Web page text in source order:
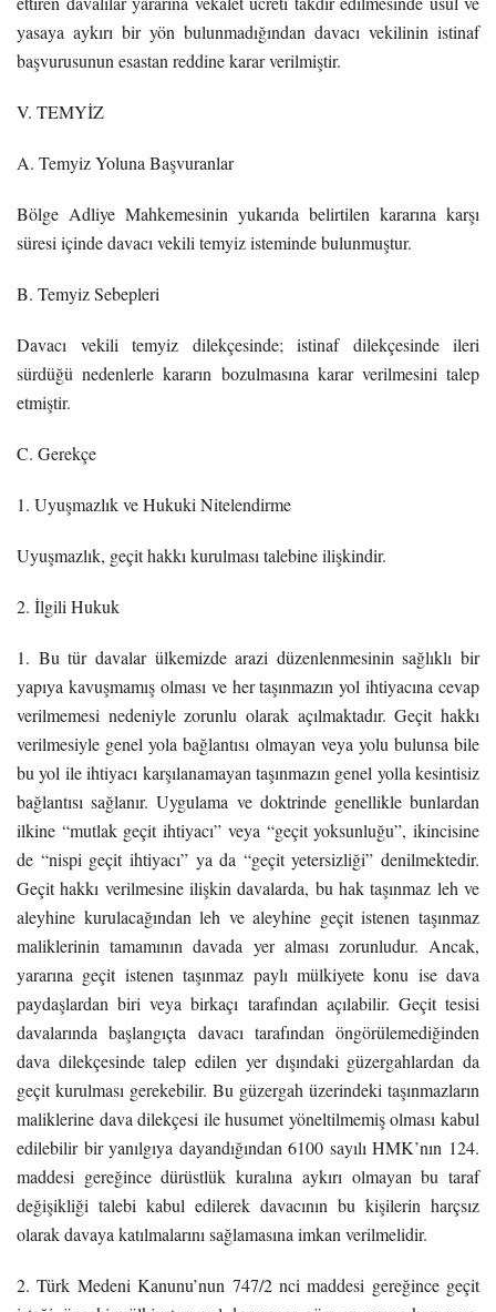
yasaya aykırı bir yön bulunmadığından davacı vekilinin istinaf
başvurusunun esastan reddine karar verilmiştir.
V. TEMYİZ
A. Temyiz Yoluna Başvuranlar
Bölge Adliye Mahkemesinin yukarıda belirtilen kararına karşı
süresi içinde davacı vekili temyiz isteminde bulunmuştur.
B. Temyiz Sebepleri
Davacı vekili temyiz dilekçesinde; istinaf dilekçesinde ileri
sürdüğü nedenlerle kararın bozulmasına karar verilmesini talep
etmiştir.
C. Gerekçe
1. Uyuşmazlık ve Hukuki Nitelendirme
Uyuşmazlık, geçit hakkı kurulması talebine ilişkindir.
2. İlgili Hukuk
1. Bu tür davalar ülkemizde arazi düzenlenmesinin sağlıklı bir
yapıya kavuşmamış olması ve her taşınmazın yol ihtiyacına cevap
verilmemesi nedeniyle zorunlu olarak açılmaktadır. Geçit hakkı
verilmesiyle genel yola bağlantısı olmayan veya yolu bulunsa bile
bu yol ile ihtiyacı karşılanamayan taşınmazın genel yolla kesintisiz
bağlantısı sağlanır. Uygulama ve doktrinde genellikle bunlardan
ilkine “mutlak geçit ihtiyacı” veya “geçit yoksunluğu”, ikincisine
de “nispi geçit ihtiyacı” ya da “geçit yetersizliği” denilmektedir.
Geçit hakkı verilmesine ilişkin davalarda, bu hak taşınmaz leh ve
aleyhine kurulacağından leh ve aleyhine geçit istenen taşınmaz
maliklerinin tamamının davada yer alması zorunludur. Ancak,
yararına geçit istenen taşınmaz paylı mülkiyete konu ise dava
paydaşlardan biri veya birkaçı tarafından açılabilir. Geçit tesisi
davalarında başlangıçta davacı tarafından öngörülemediğinden
dava dilekçesinde talep edilen yer dışındaki güzergahlardan da
geçit kurulması gerekebilir. Bu güzergah üzerindeki taşınmazların
maliklerine dava dilekçesi ile husumet yöneltilmemiş olması kabul
edilebilir bir yanılgıya dayandığından 6100 sayılı HMK’nın 124.
maddesi gereğince dürüstlük kuralına aykırı olmayan bu taraf
değişikliği talebi kabul edilerek davacının bu kişilerin harçsız
olarak davaya katılmalarını sağlamasına imkan verilmelidir.
2. Türk Medeni Kanunu’nun 747/2 nci maddesi gereğince geçit